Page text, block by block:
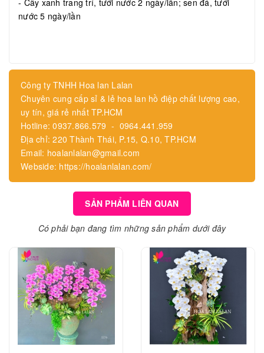
- Cây xanh trang trí, tưới nước 2 ngày/lần; sen đá, tưới
nước 5 ngày/lần
Công ty TNHH Hoa lan Lalan
Chuyên cung cấp sỉ & lẻ hoa lan hồ điệp chất lượng cao,
uy tín, giá rẻ nhất TP.HCM
Hotline: 0937.866.579 - 0964.441.959
Địa chỉ: 220 Thành Thái, P.15, Q.10, TP.HCM
Email: hoalanlalan@gmail.com
Webside: https://hoalanlalan.com/
SẢN PHẨM LIÊN QUAN
Có phải bạn đang tìm những sản phẩm dưới đây